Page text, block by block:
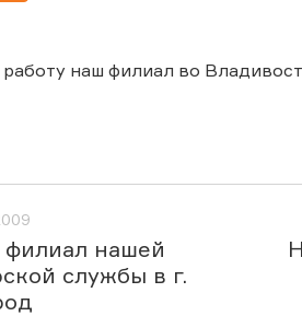
наш филиал во
нашей
службы в г.